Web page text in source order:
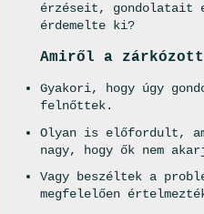
érzéseit, gondolatait
érdemelte ki?
Amiről a zárkózott
Gyakori, hogy úgy
felnőttek.
Olyan is előfordult,
nagy, hogy ők nem
Vagy beszéltek a
megfelelően